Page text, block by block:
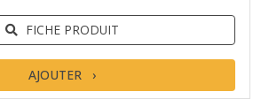
FICHE PRODUIT
AJOUTER